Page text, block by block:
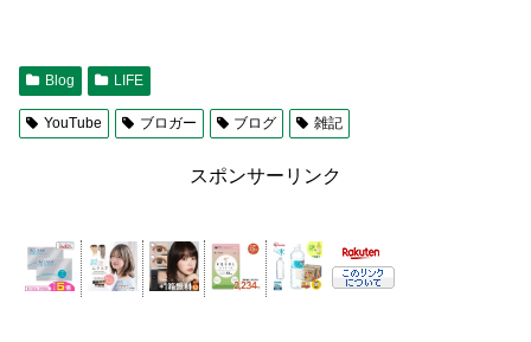
Blog LIFE
YouTube ブロガー ブログ 雑記
スポンサーリンク